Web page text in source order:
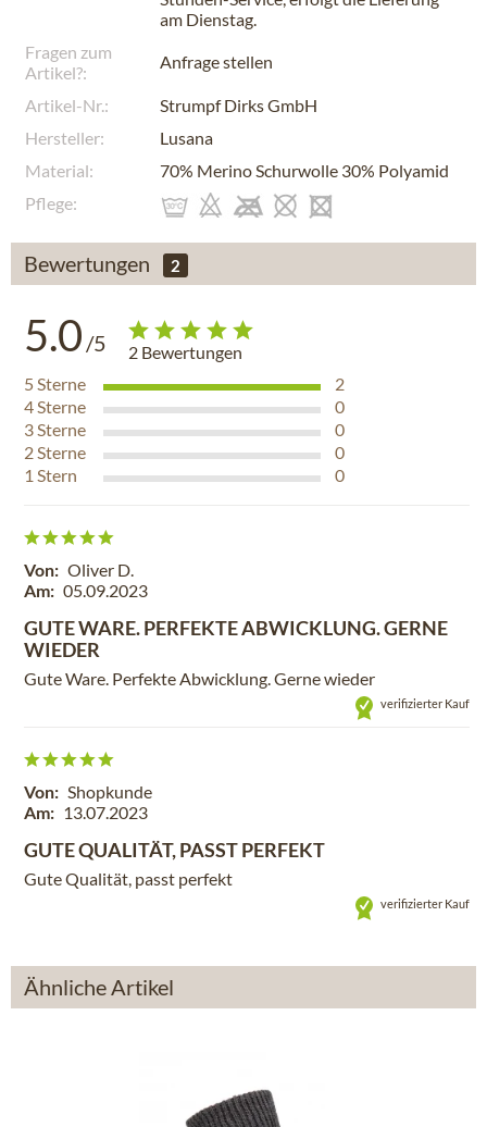
am Dienstag.
Fragen zum
Artikel?:
Anfrage stellen
Artikel-Nr.:
Strumpf Dirks GmbH
Hersteller:
Lusana
Material:
70% Merino Schurwolle 30% Polyamid
Pflege:
Bewertungen 2
5.0 /5 2 Bewertungen
5Sterne
2
4Sterne
0
3Sterne
0
2Sterne
0
1 Stern 0
Von: Oliver D.
Am: 05.09.2023
GUTE WARE. PERFEKTE ABWICKLUNG. GERNE
WIEDER
Gute Ware. Perfekte Abwicklung. Gerne wieder
verifizierter Kauf
Von: Shopkunde
Am: 13.07.2023
GUTE QUALITÄT, PASST PERFEKT
Gute Qualität, passt perfekt
verifizierter Kauf
Ähnliche Artikel